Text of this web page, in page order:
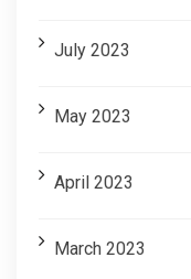
July 2023
May 2023
April 2023
March 2023